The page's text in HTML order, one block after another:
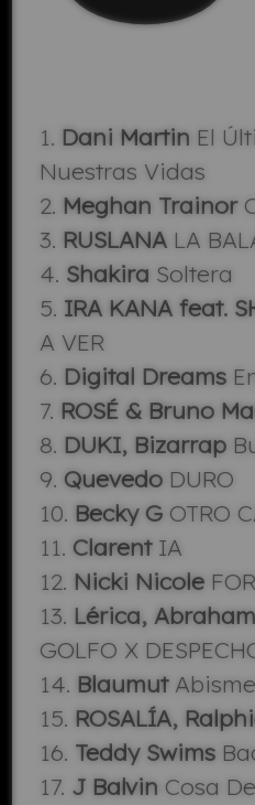
1. Dani Martin El
Nuestras Vidas
2. Meghan Trainor
3. RUSLANALA
4. Shakira Soltera
5. IRA KANA feat.
A VER
6. Digital Dreams
7. ROSÉ & Bruno
8. DUKI, Bizarrap
9. QuevedoDURO
10. Becky GOTRO
11. ClarentIA
12. Nicki Nicole
13. Lérica,
GOLFO X
14. BlaumutAbisme
15. ROSALÍA,
16. Teddy Swims
17. J Balvin Cosa